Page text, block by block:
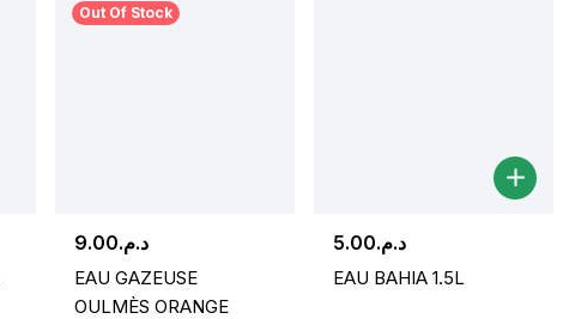
Out Of Stock
د.م.9.00
EAU GAZEUSE
OULMÈS ORANGE
د.م.5.00
EAU BAHIA 1.5L